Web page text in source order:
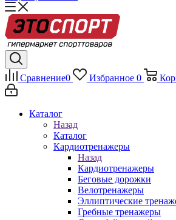
Сравнение0 Избранное 0
Каталог
Назад
Каталог
Кардиотренажеры
Назад
Кардиотренажеры
Беговые дорожки
Велотренажеры
Эллиптические
Гребные тренажеры